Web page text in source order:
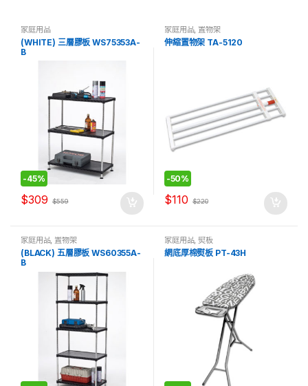
家庭用品
(WHITE) 三層膠板 WS75353A-
B
-45%
$309 $559
家庭用品, 置物架
伸縮置物架 TA-5120
-50%
$110 $220
家庭用品, 置物架
(BLACK) 五層膠板 WS60355A-
B
家庭用品,熨板
網底厚棉熨板 PT-43H